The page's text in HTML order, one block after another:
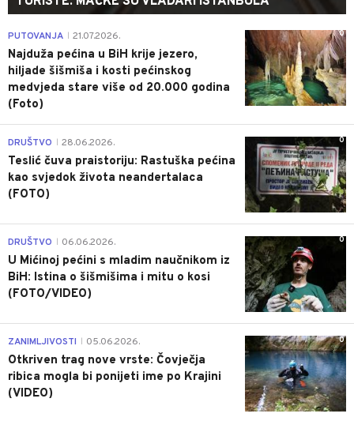
0
PUTOVANJA 21.07.2026.
Najduža pećina u BiH krije jezero,
hiljade šišmiša i kosti pećinskog
medvjeda stare više od 20.000 godina
(Foto)
0
DRUŠTVO 28.06.2026.
Teslić čuva praistoriju: Rastuška pećina
kao svjedok života neandertalaca
(FOTO)
0
DRUŠTVO 06.06.2026.
U Mićinoj pećini s mladim naučnikom iz
BiH: Istina o šišmišima i mitu o kosi
(FOTO/VIDEO)
0
ZANIMLJIVOSTI 05.06.2026.
Otkriven trag nove vrste: Čovječja
ribica mogla bi ponijeti ime po Krajini
(VIDEO)